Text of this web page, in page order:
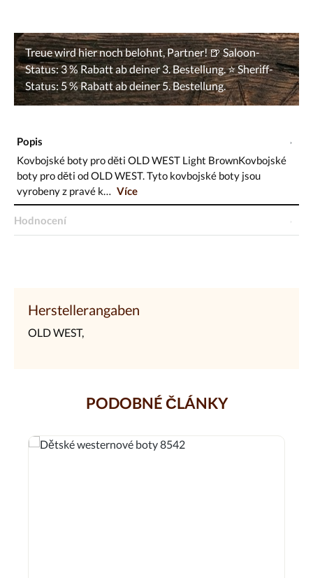
Popis
Kovbojské boty pro děti OLD WEST Light BrownKovbojské
boty pro děti od OLD WEST. Tyto kovbojské boty jsou
vyrobeny z pravé k…
Více
Hodnocení
Herstellerangaben
OLD WEST,
PODOBNÉ ČLÁNKY